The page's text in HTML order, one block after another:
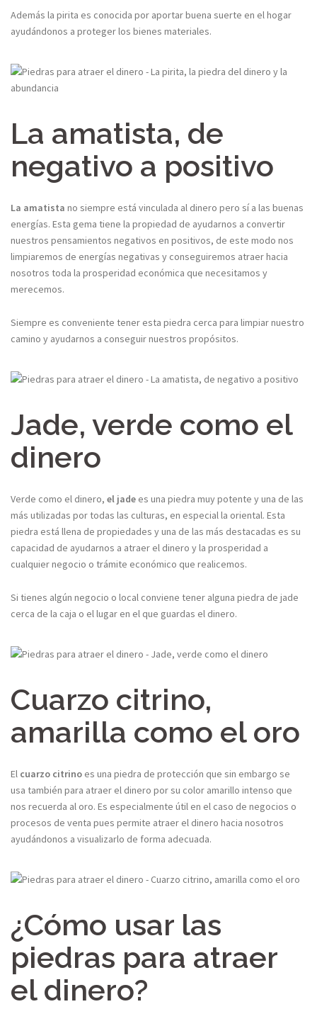
Además la pirita es conocida por aportar buena suerte en el hogar
ayudándonos a proteger los bienes materiales.
La amatista, de
negativo a positivo
La amatista no siempre está vinculada al dinero pero sí a las buenas
energías. Esta gema tiene la propiedad de ayudarnos a convertir
nuestros pensamientos negativos en positivos, de este modo nos
limpiaremos de energías negativas y conseguiremos atraer hacia
nosotros toda la prosperidad económica que necesitamos y
merecemos.
Siempre es conveniente tener esta piedra cerca para limpiar nuestro
camino y ayudarnos a conseguir nuestros propósitos.
Jade, verde como el
dinero
Verde como el dinero, el jade es una piedra muy potente y una de las
más utilizadas por todas las culturas, en especial la oriental. Esta
piedra está llena de propiedades y una de las más destacadas es su
capacidad de ayudarnos a atraer el dinero y la prosperidad a
cualquier negocio o trámite económico que realicemos.
Si tienes algún negocio o local conviene tener alguna piedra de jade
cerca de la caja o el lugar en el que guardas el dinero.
Cuarzo citrino,
amarilla como el oro
El cuarzo citrino es una piedra de protección que sin embargo se
usa también para atraer el dinero por su color amarillo intenso que
nos recuerda al oro. Es especialmente útil en el caso de negocios o
procesos de venta pues permite atraer el dinero hacia nosotros
ayudándonos a visualizarlo de forma adecuada.
¿Cómo usar las
piedras para atraer
el dinero?